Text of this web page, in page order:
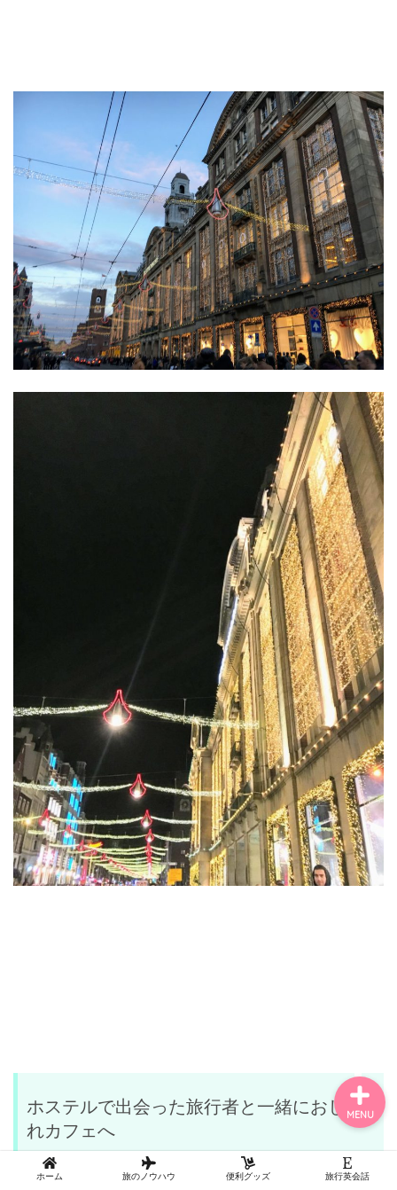
ホステルで出会った旅行者と一緒におしゃ
れカフェへ
ホーム 旅のノウハウ 便利グッズ 旅行英会話
MENU